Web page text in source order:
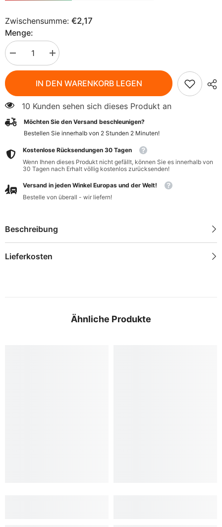
Zwischensumme: €2,17
Menge:
verringern
für
Limonade
Holunderblüte
BIO
275
ml
REMBOWSCY
Menge
erhöhen
für
Limonade
mit
275
REMBOWSCY
IN DEN WARENKORB LEGEN
10 Kunden sehen sich dieses Produkt an
Möchten Sie den Versand beschleunigen?
Bestellen Sie innerhalb von 2 Stunden 2 Minuten!
Kostenlose Rücksendungen 30 Tagen
Wenn Ihnen dieses Produkt nicht gefällt, können Sie es innerhalb von
30 Tagen nach Erhalt völlig kostenlos zurücksenden!
Versand in jeden Winkel Europas und der Welt!
Bestelle von überall - wir liefern!
Beschreibung
Lieferkosten
Ähnliche Produkte